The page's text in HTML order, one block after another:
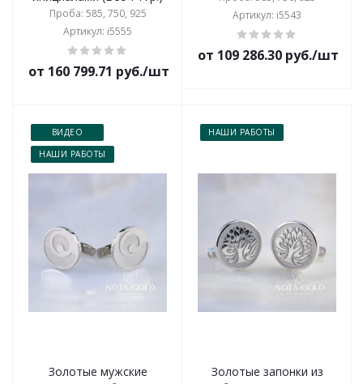
Проба: 585, 750, 925
Артикул: i5555
от 160 799.71 руб./шт
Артикул: i5543
от 109 286.30 руб./шт
ВИДЕО
НАШИ РАБОТЫ
Золотые мужские
НАШИ РАБОТЫ
Золотые запонки из